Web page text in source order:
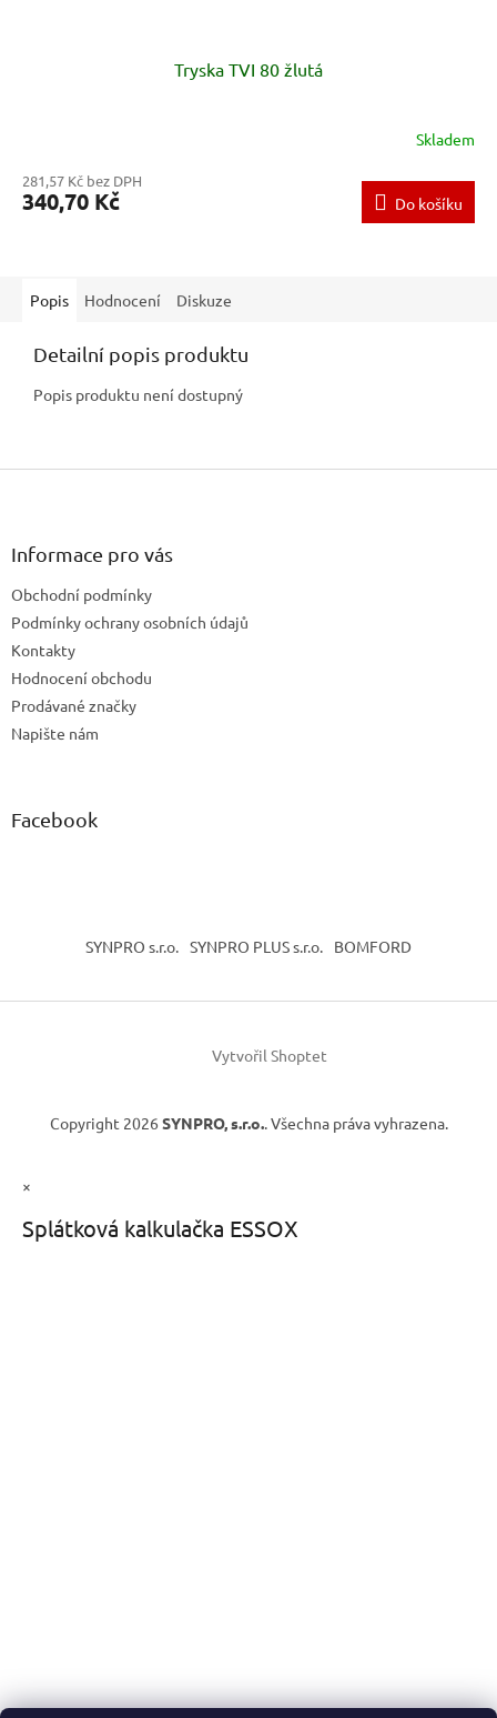
Tryska TVI 80 žlutá
Skladem
281,57 Kč bez DPH
340,70 Kč Do košíku
Popis Hodnocení Diskuze
Detailní popis produktu
Popis produktu není dostupný
Z
Informace pro vás
Obchodní podmínky
Podmínky ochrany osobních údajů
Kontakty
Hodnocení obchodu
Prodávané značky
Napište nám
Facebook
SYNPRO s.r.o. SYNPRO PLUS s.r.o. BOMFORD
Vytvořil Shoptet
Copyright 2026 SYNPRO, s.r.o.. Všechna práva vyhrazena.
×
Splátková kalkulačka ESSOX